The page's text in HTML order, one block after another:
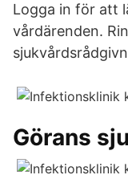
Logga in för att
vårdärenden.
Görans